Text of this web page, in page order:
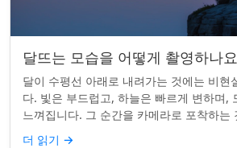
달뜨는 모습을 어떻게 촬영하나
달이 수평선 아래로 내려가는 것에는 비현
다. 빛은 부드럽고, 하늘은 빠르게 변하며,
느껴집니다. 그 순간을 카메라로 포착하는
치가 있습니다. 간단한 팁:...
더 읽기 →